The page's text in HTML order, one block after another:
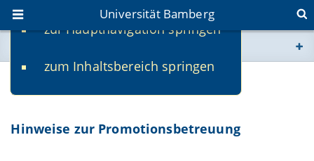
zur Hauptnavigation springen
zum Inhaltsbereich springen
Universität Bamberg
www.uni-bamberg.de
Promotion
Hinweise zur Promotionsbetreuung